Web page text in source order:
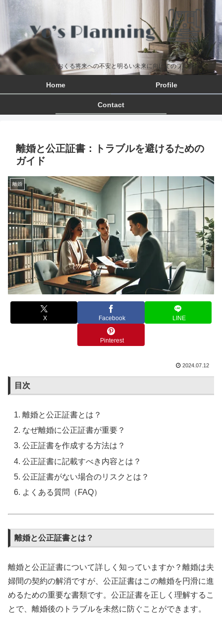
離婚男子がおくる将来への不安と明るい未来に向けてのブログ
Home Profile
Contact
離婚と公正証書：トラブルを避けるための
ガイド
離婚
X Facebook LINE
Pinterest
2024.07.12
目次
離婚と公正証書とは？
なぜ離婚に公正証書が重要？
公正証書を作成する方法は？
公正証書に記載すべき内容とは？
公正証書がない場合のリスクとは？
よくある質問（FAQ）
離婚と公正証書とは？
離婚と公正証書について詳しく知っていますか？離婚は夫
婦間の契約の解消ですが、公正証書はこの離婚を円滑に進
めるための重要な書類です。公正証書を正しく理解するこ
とで、離婚後のトラブルを未然に防ぐことができます。